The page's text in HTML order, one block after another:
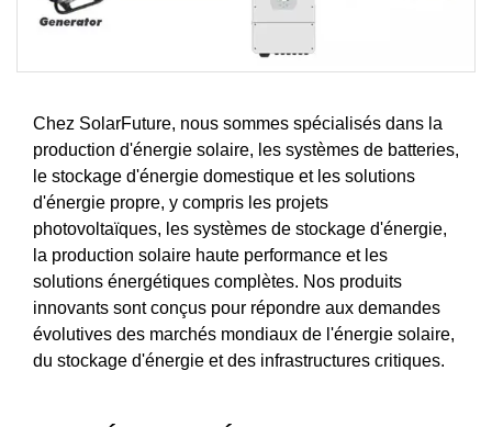
Chez SolarFuture, nous sommes spécialisés dans la
production d'énergie solaire, les systèmes de batteries,
le stockage d'énergie domestique et les solutions
d'énergie propre, y compris les projets
photovoltaïques, les systèmes de stockage d'énergie,
la production solaire haute performance et les
solutions énergétiques complètes. Nos produits
innovants sont conçus pour répondre aux demandes
évolutives des marchés mondiaux de l'énergie solaire,
du stockage d'énergie et des infrastructures critiques.